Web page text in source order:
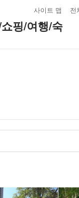
사이트 맵 전
핑/여행/숙